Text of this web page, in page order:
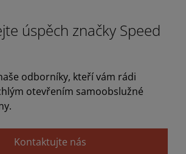
úspěch značky Speed
odborníky, kteří vám rádi
otevřením samoobslužné
Kontaktujte nás